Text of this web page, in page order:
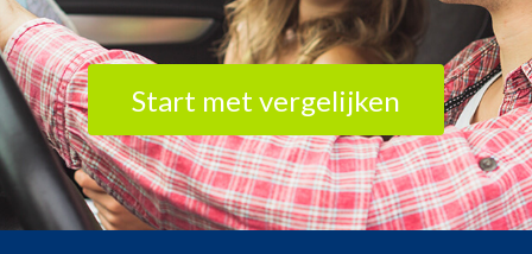
Start met vergelijken